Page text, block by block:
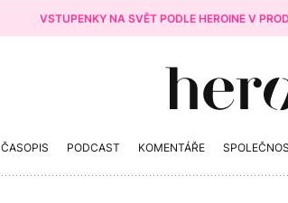
VSTUPENKY NA SVĚT PODLE HEROINE V
ČASOPIS PODCAST KOMENTÁŘE